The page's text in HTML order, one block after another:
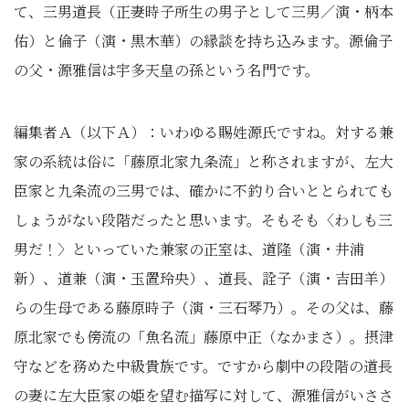
て、三男道長（正妻時子所生の男子として三男／演・柄本
佑）と倫子（演・黒木華）の縁談を持ち込みます。源倫子
の父・源雅信は宇多天皇の孫という名門です。
編集者Ａ（以下Ａ）：いわゆる賜姓源氏ですね。対する兼
家の系統は俗に「藤原北家九条流」と称されますが、左大
臣家と九条流の三男では、確かに不釣り合いととられても
しょうがない段階だったと思います。そもそも〈わしも三
男だ！〉といっていた兼家の正室は、道隆（演・井浦
新）、道兼（演・玉置玲央）、道長、詮子（演・吉田羊）
らの生母である藤原時子（演・三石琴乃）。その父は、藤
原北家でも傍流の「魚名流」藤原中正（なかまさ）。摂津
守などを務めた中級貴族です。ですから劇中の段階の道長
の妻に左大臣家の姫を望む描写に対して、源雅信がいささ